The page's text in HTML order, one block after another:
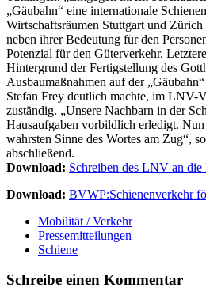
„Gäubahn“ eine internationale
Wirtschaftsräumen Stuttgart und
neben ihrer Bedeutung für den
Potenzial für den Güterverkehr.
Hintergrund der Fertigstellung des
Ausbaumaßnahmen auf der
Stefan Frey deutlich machte, im LNV-
zuständig. „Unsere Nachbarn in der
Hausaufgaben vorbildlich erledigt.
wahrsten Sinne des Wortes am Zug“,
abschließend.
Download: Schreiben des LNV an die
Download: BVWP:Schienenverkehr
Mobilität / Verkehr
Pressemitteilungen
Schiene
Schreibe einen Kommentar